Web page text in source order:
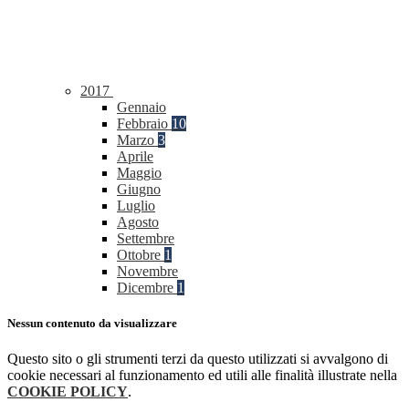
2017
Gennaio
Febbraio 10
Marzo 3
Aprile
Maggio
Giugno
Luglio
Agosto
Settembre
Ottobre 1
Novembre
Dicembre 1
Nessun contenuto da visualizzare
Questo sito o gli strumenti terzi da questo utilizzati si avvalgono di
cookie necessari al funzionamento ed utili alle finalità illustrate nella
COOKIE POLICY.